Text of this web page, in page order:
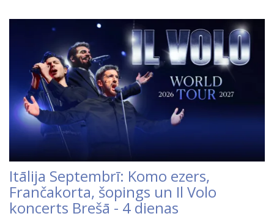
Itālija Septembrī: Komo ezers,
Frančakorta, šopings un Il Volo
koncerts Brešā - 4 dienas